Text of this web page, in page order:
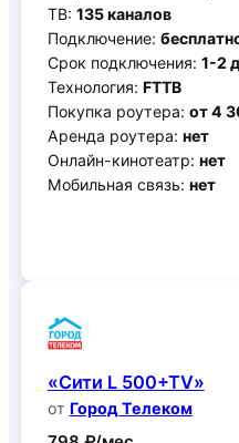
ТВ: 135 каналов
Подключение:
Срок подключения: 1-2
Технология: FTTB
Покупка роутера: от 4
Аренда роутера: нет
Онлайн-кинотеатр: нет
Мобильная связь: нет
«Сити L 500+TV»
от Город Телеком